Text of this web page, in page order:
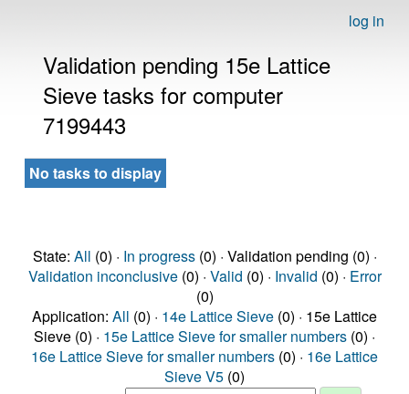
log in
Validation pending 15e Lattice
Sieve tasks for computer
7199443
No tasks to display
State: All (0) · In progress(0) · Validation pending (0) ·
Validation inconclusive(0) · Valid (0) · Invalid (0) · Error
(0)
Application: All (0) · 14e Lattice Sieve (0) · 15e Lattice
Sieve (0) · 15e Lattice Sieve for smaller numbers (0) ·
16e Lattice Sieve for smaller numbers (0) · 16e Lattice
Sieve V5 (0)